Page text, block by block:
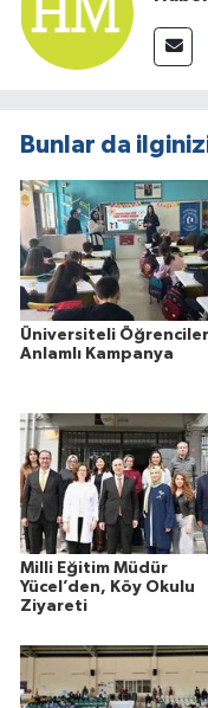
Bunlar da
Üniversiteli
Anlamlı Kampanya
Milli Eğitim Müdür
Yücel’den, Köy Okulu
Ziyareti